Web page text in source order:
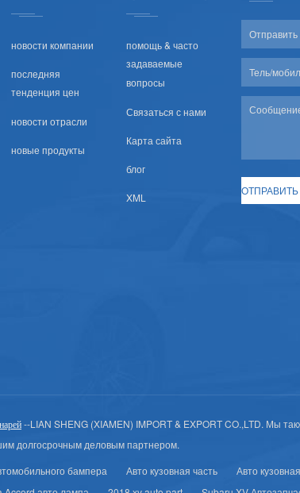
новости компании
последняя
тенденция цен
новости отрасли
новые продукты
помощь & часто
задаваемые
вопросы
Связаться с нами
Карта сайта
блог
XML
--LIAN SHENG (XIAMEN) IMPORT & EXPORT CO.,LTD. Мы
долгосрочным деловым партнером.
бампера Авто кузовная часть Авто